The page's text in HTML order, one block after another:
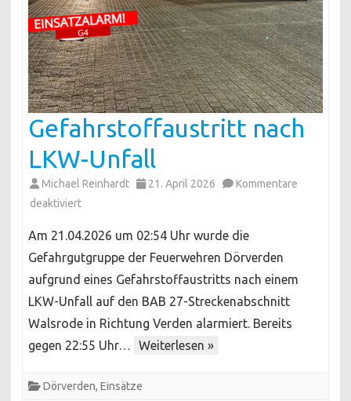
Gefahrstoffaustritt nach
LKW-Unfall
Michael Reinhardt 21. April 2026
Kommentare
deaktiviertfür
nach
LKW-
Unfall
Am 21.04.2026 um 02:54 Uhr wurde die
Gefahrgutgruppe der Feuerwehren Dörverden
aufgrund eines Gefahrstoffaustritts nach einem
LKW-Unfall auf den BAB 27-Streckenabschnitt
Walsrode in Richtung Verden alarmiert. Bereits
gegen 22:55 Uhr…
Weiterlesen »
Dörverden, Einsätze